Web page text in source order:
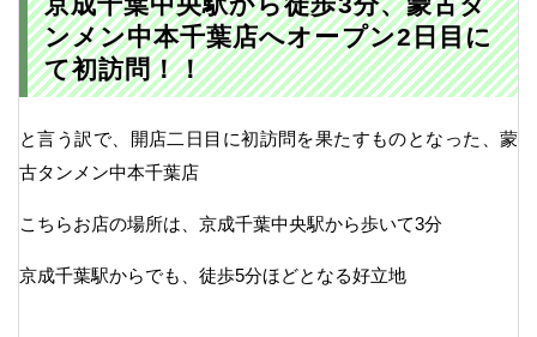
ンメン中本千葉店へオープン2日目に
て初訪問！！
と言う訳で、開店二日目に初訪問を果たすものとなった、蒙
古タンメン中本千葉店
こちらお店の場所は、京成千葉中央駅から歩いて3分
京成千葉駅からでも、徒歩5分ほどとなる好立地